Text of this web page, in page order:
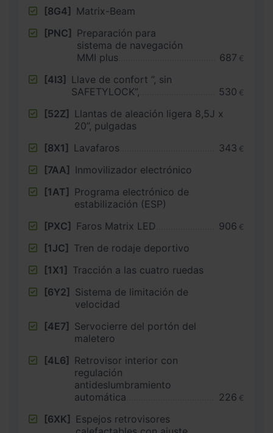
[8G4] Matrix-Beam
[PNC] Preparación para
sistema de navegación
MMI plus
687 €
[4I3] Llave de confort ”, sin
SAFETYLOCK”,
530 €
[52Z] Llantas de aleación ligera 8,5J x
20”, pulgadas
[8X1] Lavafaros 343 €
[7AA] Inmovilizador electrónico
[1AT] Programa electrónico de
estabilización (ESP)
[PXC] Faros Matrix LED 906 €
[1JC] Tren de rodaje deportivo
[1X1] Tracción a las cuatro ruedas
[6Y2] Sistema de limitación de
velocidad
[4E7] Servocierre del portón del
maletero
[4L6] Retrovisor interior con
regulación
antideslumbramiento
automática
226 €
[6XK] Espejos retrovisores